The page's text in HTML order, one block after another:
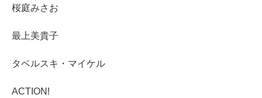
桜庭みさお
最上美貴子
タベルスキ・マイケル
ACTION!